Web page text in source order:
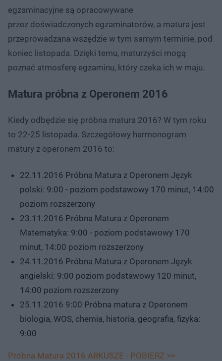
egzaminacyjne są opracowywane
przez doświadczonych egzaminatorów, a matura jest
przeprowadzana wszędzie w tym samym terminie, pod
koniec listopada. Dzięki temu, maturzyści mogą
poznać atmosferę egzaminu, który czeka ich w maju.
Matura próbna z Operonem 2016
Kiedy odbędzie się próbna matura 2016? W tym roku
to 22-25 listopada. Szczegółowy harmonogram
matury z operonem 2016 to:
22.11.2016 Próbna Matura z Operonem Język
polski: 9:00 - poziom podstawowy 170 minut, 14:00
poziom rozszerzony
23.11.2016 Próbna Matura z Operonem
Matematyka: 9:00 - poziom podstawowy 170
minut, 14:00 poziom rozszerzony
24.11.2016 Próbna Matura z Operonem Język
angielski: 9:00 poziom podstawowy 120 minut,
14:00 poziom rozszerzony
25.11.2016 9:00 Próbna matura z Operonem
biologia, WOS, chemia, historia, geografia, fizyka:
9:00
Próbna Matura 2016 ARKUSZE - POBIERZ >>